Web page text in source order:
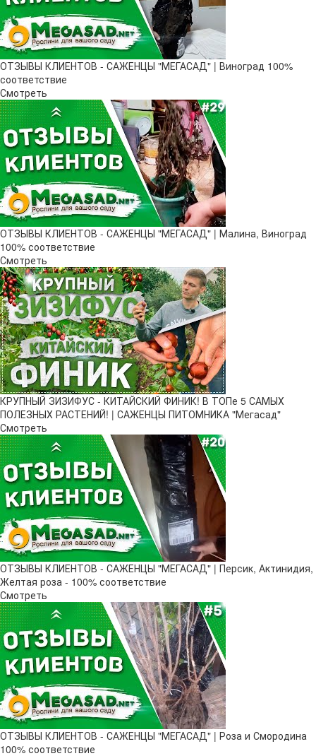
ОТЗЫВЫ КЛИЕНТОВ - САЖЕНЦЫ "МЕГАСАД" | Виноград 100%
соответствие
Смотреть
ОТЗЫВЫ КЛИЕНТОВ - САЖЕНЦЫ "МЕГАСАД" | Малина, Виноград
100% соответствие
Смотреть
КРУПНЫЙ ЗИЗИФУС - КИТАЙСКИЙ ФИНИК! В ТОПе 5 САМЫХ
ПОЛЕЗНЫХ РАСТЕНИЙ! | САЖЕНЦЫ ПИТОМНИКА "Мегасад"
Смотреть
ОТЗЫВЫ КЛИЕНТОВ - САЖЕНЦЫ "МЕГАСАД" | Персик, Актинидия,
Желтая роза - 100% соответствие
Смотреть
ОТЗЫВЫ КЛИЕНТОВ - САЖЕНЦЫ "МЕГАСАД" | Роза и Смородина
100% соответствие